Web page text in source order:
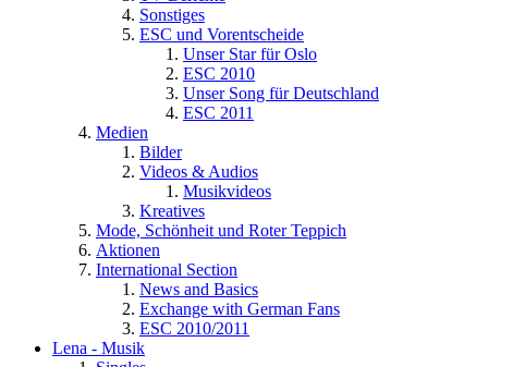
Sonstiges
ESC und Vorentscheide
Unser Star für Oslo
ESC 2010
Unser Song für Deutschland
ESC 2011
Medien
Bilder
Videos & Audios
Musikvideos
Kreatives
Mode, Schönheit und Roter Teppich
Aktionen
International Section
News and Basics
Exchange with German Fans
ESC 2010/2011
Lena - Musik